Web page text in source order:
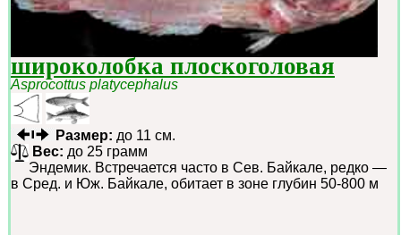
широколобка плоскоголовая
Asprocottus platycephalus
Размер: до 11 см.
Вес: до 25 грамм
Эндемик. Встречается часто в Сев. Байкале, редко —
в Сред. и Юж. Байкале, обитает в зоне глубин 50-800 м